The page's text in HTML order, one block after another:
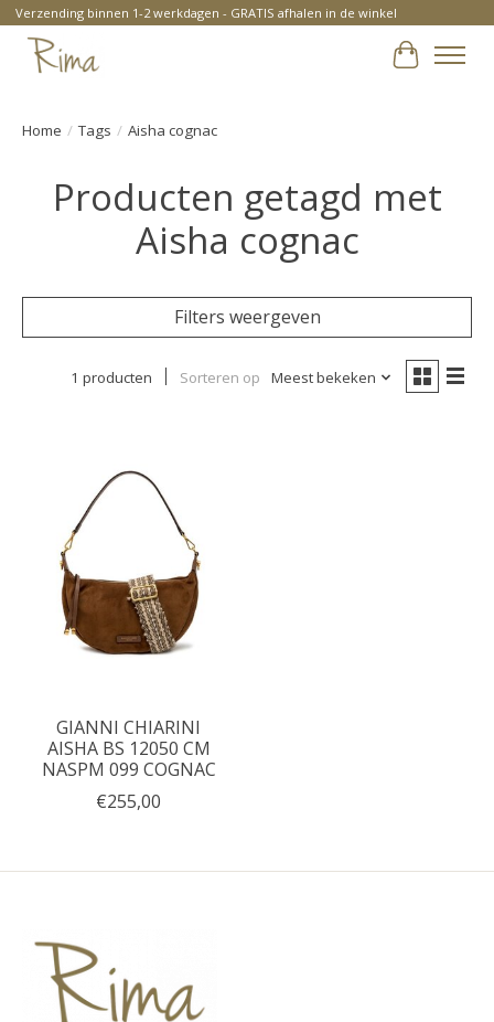
Verzending binnen 1-2 werkdagen - GRATIS afhalen in de winkel
Home / Tags / Aisha cognac
Producten getagd met
Aisha cognac
Filters weergeven
1 producten Sorteren op Meest bekeken
GIANNI CHIARINI
AISHA BS 12050 CM
NASPM 099 COGNAC
€255,00